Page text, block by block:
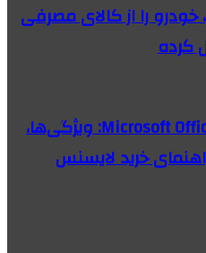
را از کالای مصرفی
کرده
معرفی کامل Microsoft Office 2024: ویژگی‌ها،
خرید لایسنس